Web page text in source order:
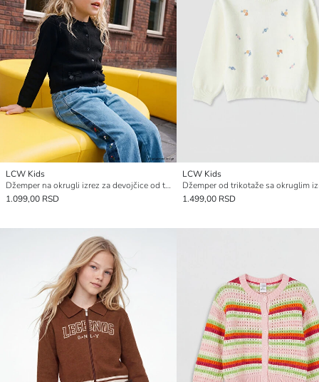
LCW Kids
Džemper na okrugli izrez za devojčice od trikotaže
1.099,00 RSD
LCW Kids
1.499,00 RSD